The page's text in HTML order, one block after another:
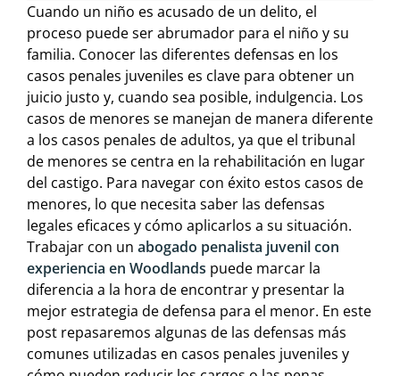
Cuando un niño es acusado de un delito, el
proceso puede ser abrumador para el niño y su
familia. Conocer las diferentes defensas en los
casos penales juveniles es clave para obtener un
juicio justo y, cuando sea posible, indulgencia. Los
casos de menores se manejan de manera diferente
a los casos penales de adultos, ya que el tribunal
de menores se centra en la rehabilitación en lugar
del castigo. Para navegar con éxito estos casos de
menores, lo que necesita saber las defensas
legales eficaces y cómo aplicarlos a su situación.
Trabajar con un abogado penalista juvenil con
experiencia en Woodlands puede marcar la
diferencia a la hora de encontrar y presentar la
mejor estrategia de defensa para el menor. En este
post repasaremos algunas de las defensas más
comunes utilizadas en casos penales juveniles y